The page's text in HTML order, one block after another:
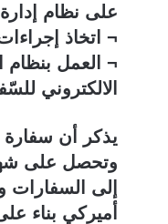
على نظام
¬ اتخاذ
¬ العمل بنظام
الالكتروني
يذكر أن سفارة
إلى السفارات